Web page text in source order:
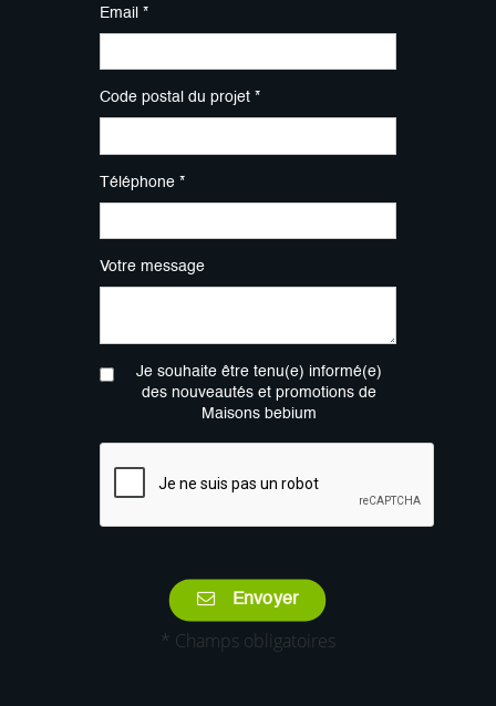
Email *
Code postal du projet *
Téléphone *
Votre message
Je souhaite être tenu(e) informé(e)
des nouveautés et promotions de
Maisons bebium
Envoyer
* Champs obligatoires